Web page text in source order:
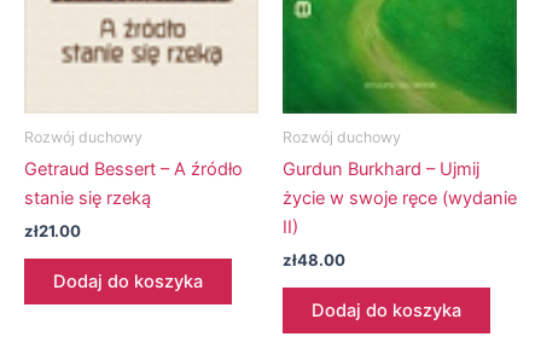
Rozwój duchowy
Getraud Bessert – A źródło
stanie się rzeką
zł21.00
Dodaj do koszyka
Rozwój duchowy
Gurdun Burkhard – Ujmij
życie w swoje ręce (wydanie
II)
zł48.00
Dodaj do koszyka